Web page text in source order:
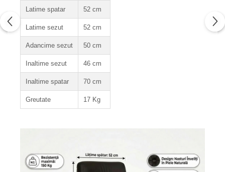
Latime spatar 52 cm
Latime sezut 52 cm
Adancime sezut 50 cm
Inaltime sezut 46 cm
Inaltime spatar 70 cm
Greutate 17 Kg